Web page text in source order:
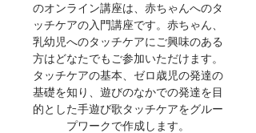
のオンライン講座は、赤ちゃんへのタ
ッチケアの入門講座です。赤ちゃん、
乳幼児へのタッチケアにご興味のある
方はどなたでもご参加いただけます。
タッチケアの基本、ゼロ歳児の発達の
基礎を知り、遊びのなかでの発達を目
的とした手遊び歌タッチケアをグルー
プワークで作成します。